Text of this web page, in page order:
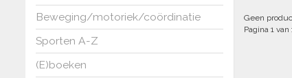
Beweging/motoriek/coördinatie
Sporten A-Z
(E)boeken
Geen
Pagina 1 van